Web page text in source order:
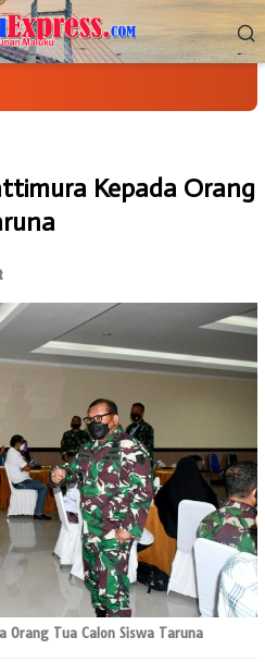
Kepada Orang
Orang Tua Calon Siswa Taruna